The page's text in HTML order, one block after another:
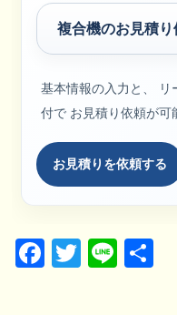
複合機のお見積り
基本情報の入力と、 リ
付で お見積り依頼が可
お見積りを依頼する
Facebook
Twitter
Line